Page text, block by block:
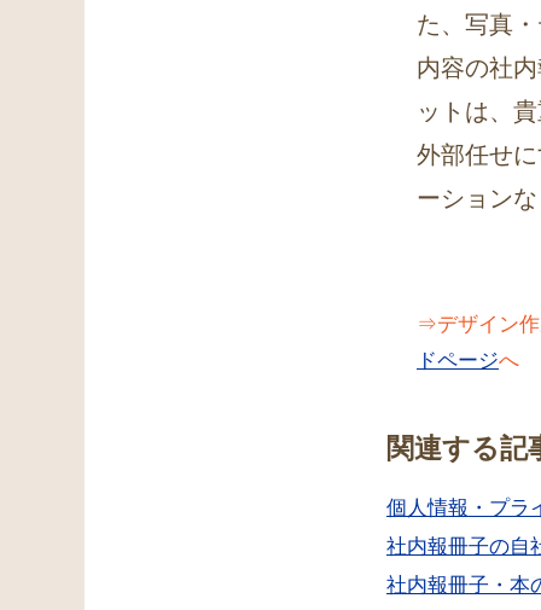
た、写真
内容の社
ットは、
外部任せ
ーション
⇒デザイン作
ドページへ
関連する記
個人情報・プラ
社内報冊子の自
社内報冊子・本